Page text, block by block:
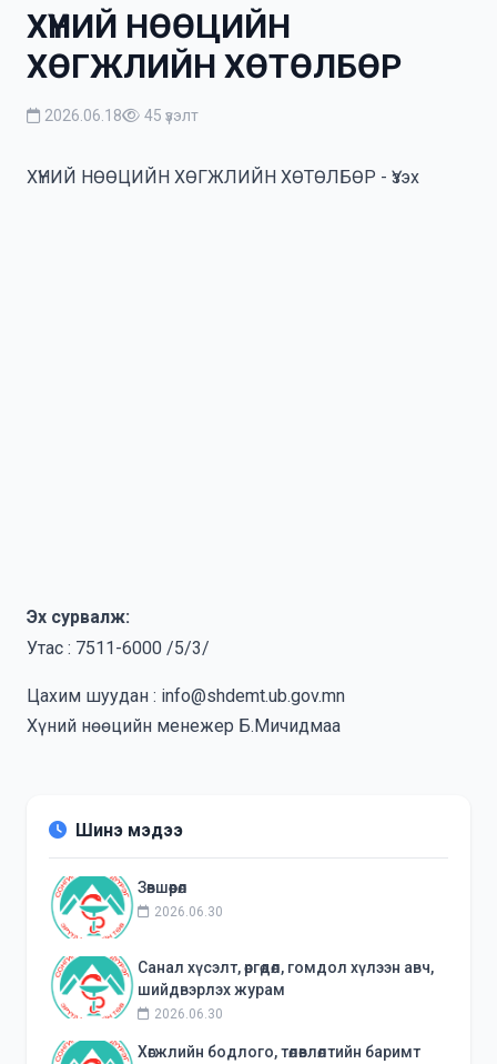
ХҮНИЙ НӨӨЦИЙН
ХӨГЖЛИЙН ХӨТӨЛБӨР
2026.06.18 45 үзэлт
ХҮНИЙ НӨӨЦИЙН ХӨГЖЛИЙН ХӨТӨЛБӨР - Үзэх
Эх сурвалж:
Утас : 7511-6000 /5/3/
Цахим шуудан : info@shdemt.ub.gov.mn
Хүний нөөцийн менежер Б.Мичидмаа
Шинэ мэдээ
Зөвшөөрөл
2026.06.30
Санал хүсэлт, өргөдөл, гомдол хүлээн авч,
шийдвэрлэх журам
2026.06.30
Хөгжлийн бодлого, төлөвлөлтийн баримт